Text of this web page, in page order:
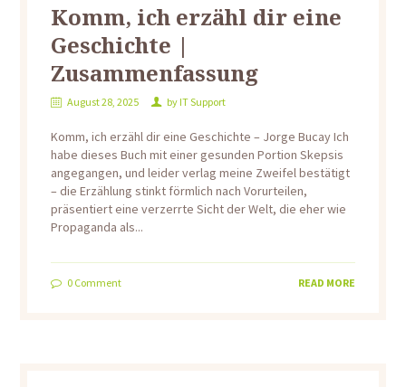
Komm, ich erzähl dir eine
Geschichte |
Zusammenfassung
August 28, 2025 by IT Support
Komm, ich erzähl dir eine Geschichte – Jorge Bucay Ich
habe dieses Buch mit einer gesunden Portion Skepsis
angegangen, und leider verlag meine Zweifel bestätigt
– die Erzählung stinkt förmlich nach Vorurteilen,
präsentiert eine verzerrte Sicht der Welt, die eher wie
Propaganda als...
0Comment READ MORE